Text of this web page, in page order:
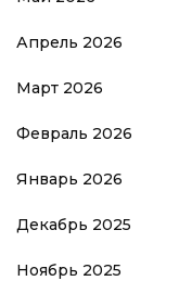
Апрель 2026
Март 2026
Февраль 2026
Январь 2026
Декабрь 2025
Ноябрь 2025